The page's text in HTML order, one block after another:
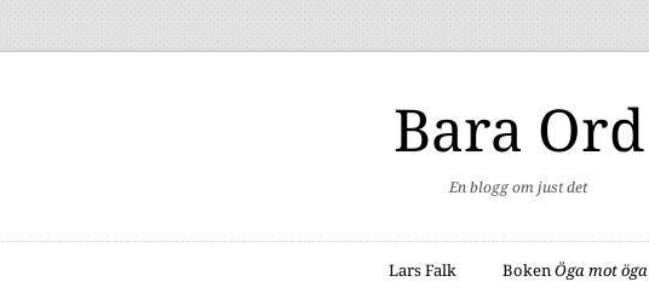
Bara Ord
En blogg om just det
Lars Falk BokenÖga mot öga